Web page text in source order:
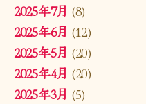
2025年7月 (8)
2025年6月 (12)
2025年5月 (20)
2025年4月 (20)
2025年3月 (5)